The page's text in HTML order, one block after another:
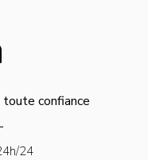
toute confiance
24